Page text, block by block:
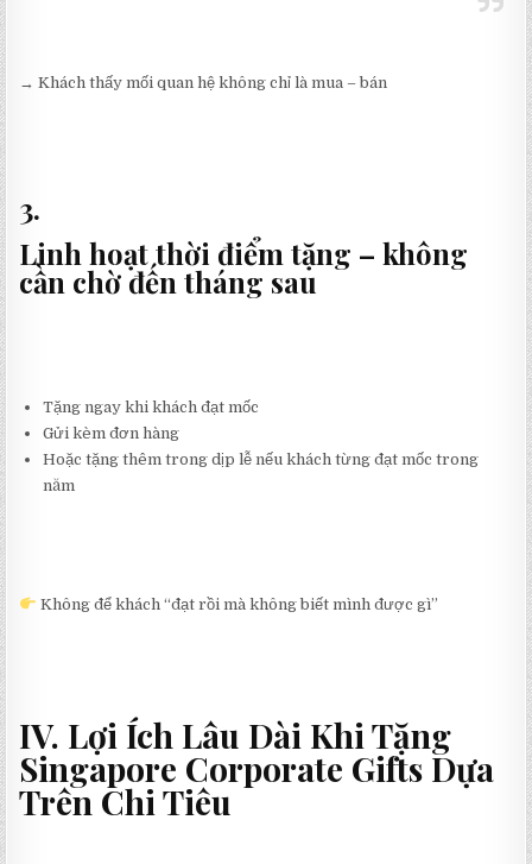
→ Khách thấy mối quan hệ không chỉ là mua – bán
3.
Linh hoạt thời điểm tặng – không
cần chờ đến tháng sau
Tặng ngay khi khách đạt mốc
Gửi kèm đơn hàng
Hoặc tặng thêm trong dịp lễ nếu khách từng đạt mốc trong
năm
Không để khách “đạt rồi mà không biết mình được gì”
IV. Lợi Ích Lâu Dài Khi Tặng
Singapore Corporate Gifts Dựa
Trên Chi Tiêu